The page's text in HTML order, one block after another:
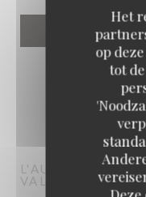
Het
op
tot
L'AUTHENTIC
VAL D'EUROPE